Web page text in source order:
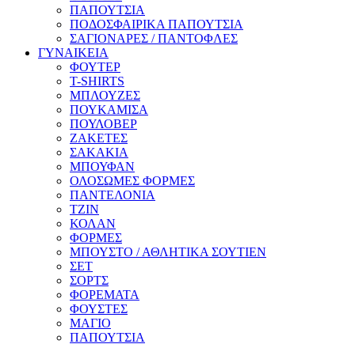
ΠΑΠΟΥΤΣΙΑ
ΠΟΔΟΣΦΑΙΡΙΚΑ ΠΑΠΟΥΤΣΙΑ
ΣΑΓΙΟΝΑΡΕΣ / ΠΑΝΤΟΦΛΕΣ
ΓΥΝΑΙΚΕΙΑ
ΦΟΥΤΕΡ
T-SHIRTS
ΜΠΛΟΥΖΕΣ
ΠΟΥΚΑΜΙΣΑ
ΠΟΥΛΟΒΕΡ
ΖΑΚΕΤΕΣ
ΣΑΚΑΚΙΑ
ΜΠΟΥΦΑΝ
ΟΛΟΣΩΜΕΣ ΦΟΡΜΕΣ
ΠΑΝΤΕΛΟΝΙΑ
ΤΖΙΝ
ΚΟΛΑΝ
ΦΟΡΜΕΣ
ΜΠΟΥΣΤΟ / ΑΘΛΗΤΙΚΑ ΣΟΥΤΙΕΝ
ΣΕΤ
ΣΟΡΤΣ
ΦΟΡΕΜΑΤΑ
ΦΟΥΣΤΕΣ
ΜΑΓΙΟ
ΠΑΠΟΥΤΣΙΑ